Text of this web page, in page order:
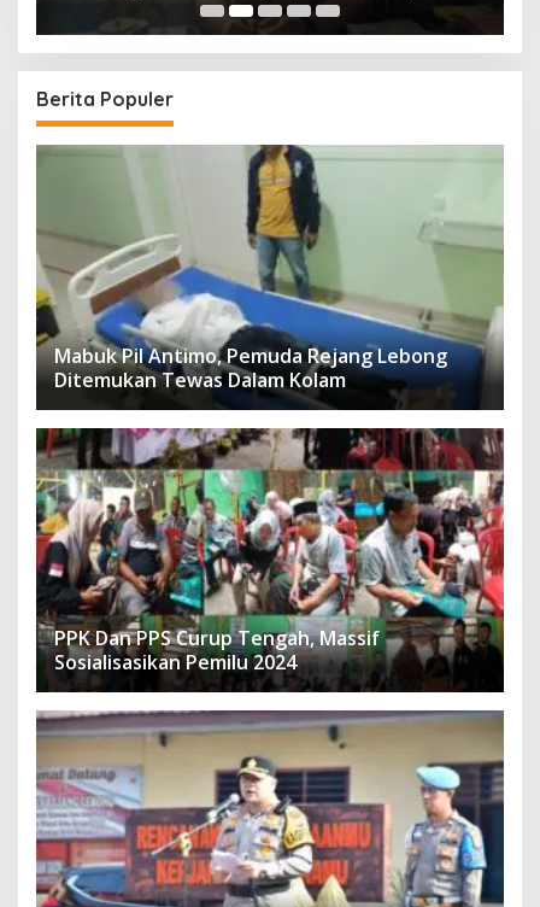
Pastikan Akan Panggil Kades Suro Muncar
Berita Populer
Mabuk Pil Antimo, Pemuda Rejang Lebong
Ditemukan Tewas Dalam Kolam
PPK Dan PPS Curup Tengah, Massif
Sosialisasikan Pemilu 2024